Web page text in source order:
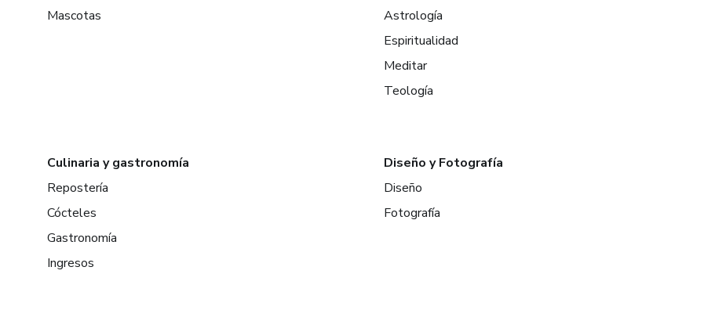
Mascotas
Astrología
Espiritualidad
Meditar
Teología
Culinaria y gastronomía
Repostería
Cócteles
Gastronomía
Ingresos
Diseño y Fotografía
Diseño
Fotografía